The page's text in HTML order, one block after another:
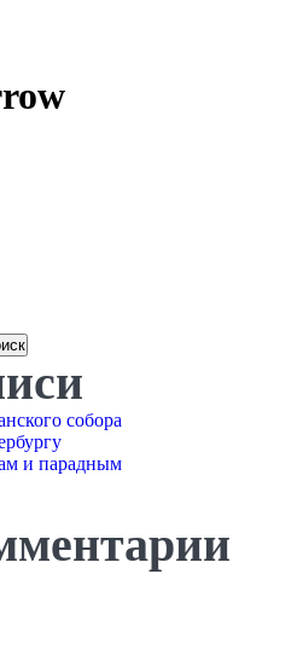
собора
и парадным